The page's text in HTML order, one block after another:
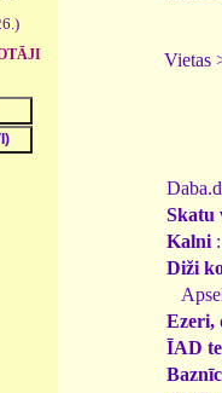
Vietas
Skatu
Kalni :
Diži
Ezeri,
ĪAD